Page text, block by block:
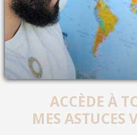
ACCÈDE À
MES ASTUCES